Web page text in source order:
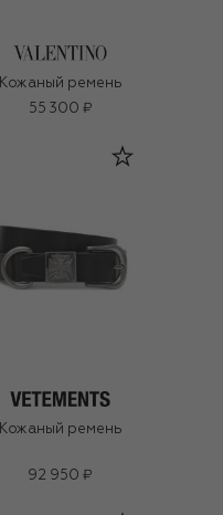
Кожаный ремень
55 300 ₽
Кожаный ремень
92 950 ₽